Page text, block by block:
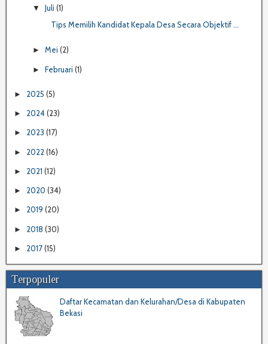
▼ Juli (1)
Tips Memilih Kandidat Kepala Desa Secara Objektif ...
► Mei (2)
► Februari (1)
► 2025 (5)
► 2024(23)
► 2023 (17)
► 2022 (16)
► 2021 (12)
► 2020 (34)
► 2019 (20)
► 2018 (30)
► 2017(15)
Terpopuler
Daftar Kecamatan dan Kelurahan/Desa di Kabupaten
Bekasi